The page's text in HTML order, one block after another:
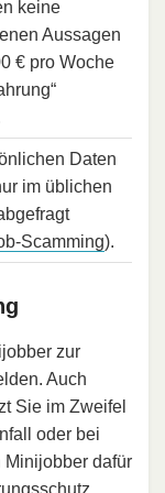
keine
Aussagen
€ pro Woche
Daten
im üblichen
Scamming).
zur
Auch
Sie im Zweifel
oder bei
Minijobber dafür